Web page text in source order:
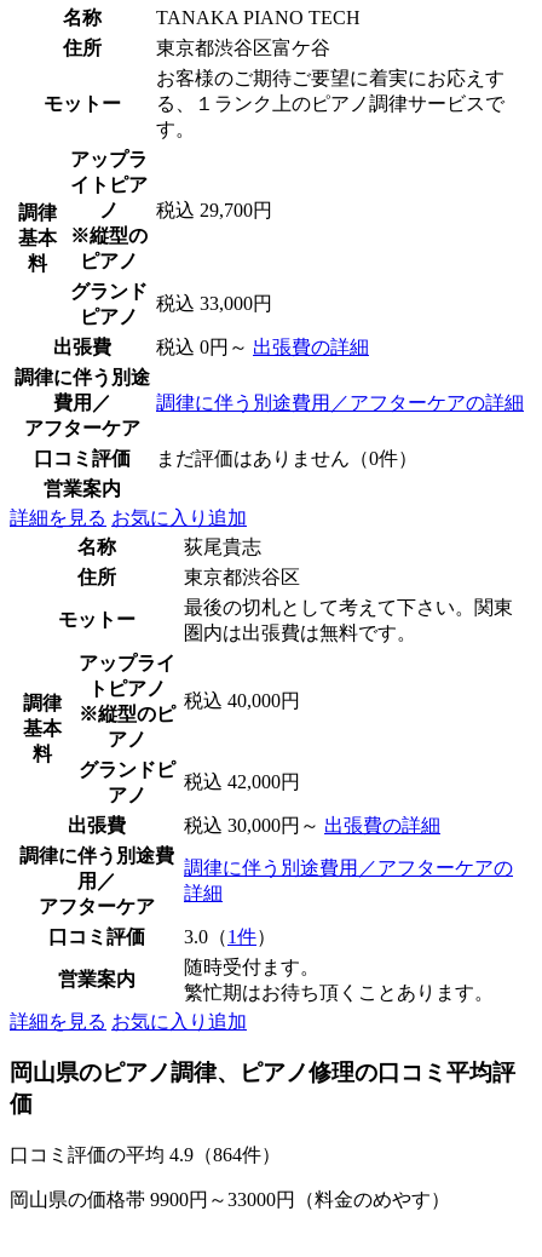
名称
TANAKA PIANO TECH
住所
東京都渋谷区富ケ谷
モットー
お客様のご期待ご要望に着実にお応えす
る、１ランク上のピアノ調律サービスで
す。
調律
基本
料
アップラ
イトピア
ノ
※縦型の
ピアノ
税込 29,700円
グランド
ピアノ
税込 33,000円
出張費 税込 0円～ 出張費の詳細
調律に伴う別途
費用／
アフターケア
調律に伴う別途費用／アフターケアの詳細
口コミ評価
まだ評価はありません（0件）
営業案内
詳細を見る お気に入り追加
名称
荻尾貴志
住所
東京都渋谷区
モットー
最後の切札として考えて下さい。関東
圏内は出張費は無料です。
調律
基本
料
アップライ
トピアノ
※縦型のピ
アノ
税込 40,000円
グランドピ
アノ
税込 42,000円
出張費 税込 30,000円～ 出張費の詳細
調律に伴う別途費
用／
アフターケア
調律に伴う別途費用／アフターケアの
詳細
口コミ評価 3.0（1件）
営業案内
随時受付ます。
繁忙期はお待ち頂くことあります。
詳細を見る お気に入り追加
岡山県のピアノ調律、ピアノ修理の口コミ平均評
価
口コミ評価の平均 4.9（864件）
岡山県の価格帯 9900円～33000円（料金のめやす）